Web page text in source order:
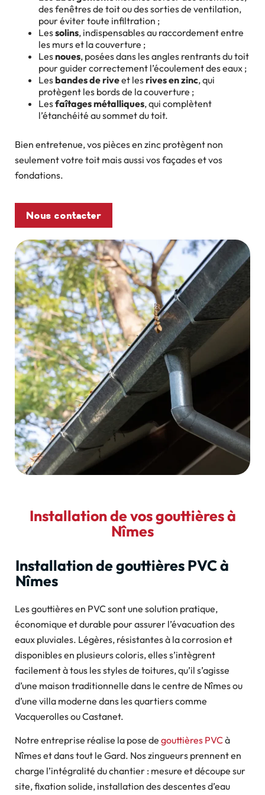
des fenêtres de toit ou des sorties de ventilation,
pour éviter toute infiltration ;
Lessolins, indispensables au raccordement entre
les murs et la couverture ;
Lesnoues, posées dans les angles rentrants du toit
pour guider correctement l’écoulement des eaux ;
Lesbandes de riveet lesrives en zinc, qui
protègent les bords de la couverture ;
Lesfaîtages métalliques, qui complètent
l’étanchéité au sommet du toit.
Bien entretenue, vos pièces en zinc protègent non
seulement votre toit mais aussi vos façades et vos
fondations.
Nous contacter
Installation de vos gouttières à
Nîmes
Installation de gouttières PVC à
Nîmes
Les gouttières en PVC sont une solution pratique,
économique et durable pour assurer l’évacuation des
eaux pluviales. Légères, résistantes à la corrosion et
disponibles en plusieurs coloris, elles s’intègrent
facilement à tous les styles de toitures, qu’il s’agisse
d’une maison traditionnelle dans le centre de Nîmes ou
d’une villa moderne dans les quartiers comme
Vacquerolles ou Castanet.
Notre entreprise réalise la pose de gouttières PVCà
Nîmes et dans tout le Gard. Nos zingueurs prennent en
charge l’intégralité du chantier : mesure et découpe sur
site, fixation solide, installation des descentes d’eau